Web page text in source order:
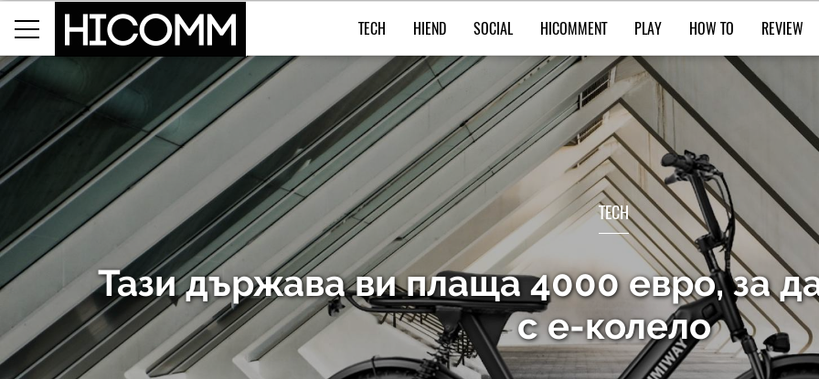
TECH HIEND SOCIAL HICOMMENT PLAY HOW TO REVIEW
TECH
Тази държава ви плаща 4000 евро, за
с е-колело